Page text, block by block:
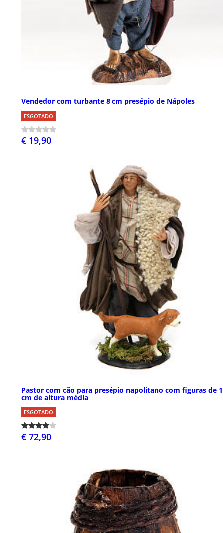
Vendedor com turbante 8 cm presépio de Nápoles
ESGOTADO
€ 19,90
Pastor com cão para presépio napolitano com figuras de
cm de altura média
ESGOTADO
€ 72,90